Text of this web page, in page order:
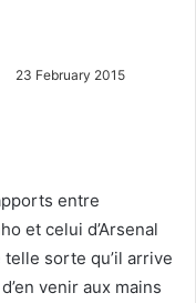
23 February 2015
entre
et celui d’Arsenal
sorte qu’il arrive
venir aux mains